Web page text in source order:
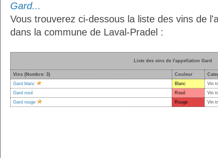
Gard...
Vous trouverez ci-dessous la liste des vins de
dans la commune de Laval-Pradel :
Liste des vins de l'appellation Gard
Vins (Nombre: 3) Couleur
Gard blanc
Blanc
Vin
Gard rosé
Rosé
Vin
Gard rouge
Rouge Vin